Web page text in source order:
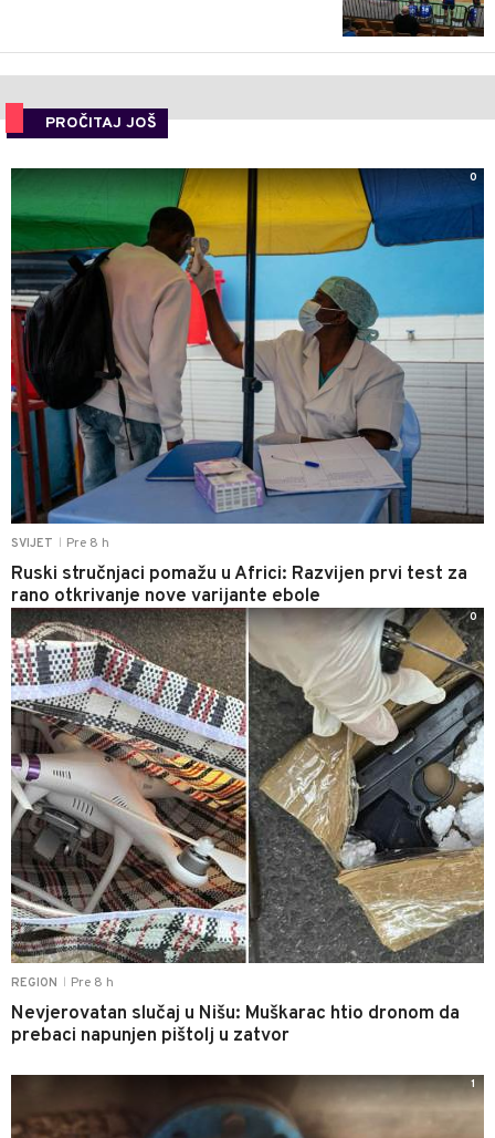
PROČITAJ JOŠ
SVIJET Pre 8 h
Ruski stručnjaci pomažu u Africi: Razvijen prvi test za
rano otkrivanje nove varijante ebole
0
REGION Pre 8 h
Nevjerovatan slučaj u Nišu: Muškarac htio dronom da
prebaci napunjen pištolj u zatvor
0
1